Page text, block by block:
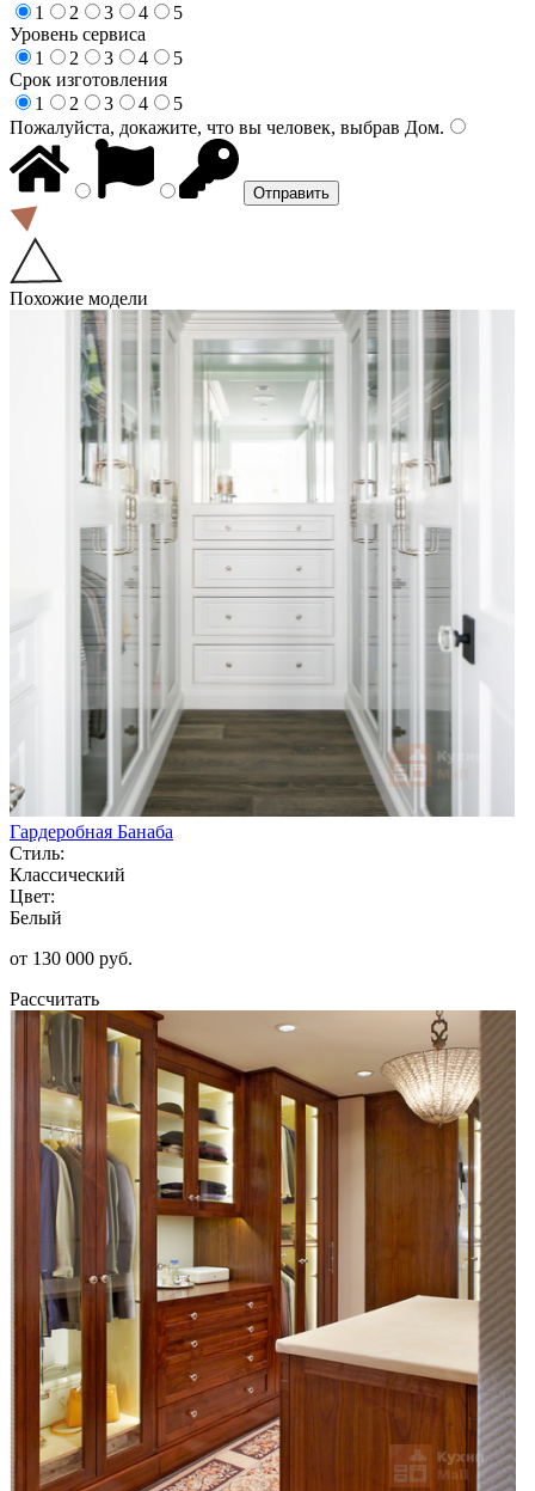
1
2 3 4
5
Уровень сервиса
1
2 3 4
5
Срок изготовления
1
2 3 4
5
Пожалуйста, докажите, что вы человек, выбрав Дом.
Похожие модели
Гардеробная Банаба
Стиль:
Классический
Цвет:
Белый
от 130 000 руб.
Рассчитать